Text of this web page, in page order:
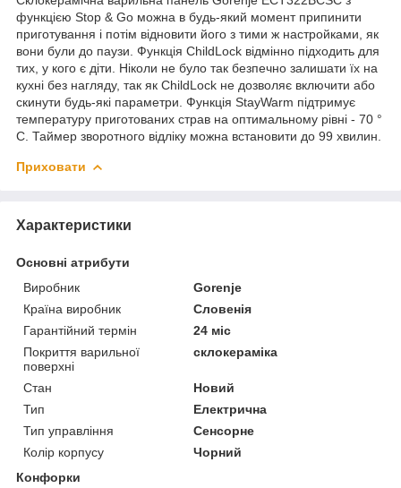
функцією Stop & Go можна в будь-який момент припинити
приготування і потім відновити його з тими ж настройками, як
вони були до паузи. Функція ChildLock відмінно підходить для
тих, у кого є діти. Ніколи не було так безпечно залишати їх на
кухні без нагляду, так як ChildLock не дозволяє включити або
скинути будь-які параметри. Функція StayWarm підтримує
температуру приготованих страв на оптимальному рівні - 70 °
С. Таймер зворотного відліку можна встановити до 99 хвилин.
Приховати
Характеристики
Основні атрибути
Виробник
Gorenje
Країна виробник
Словенія
Гарантійний термін
24 міс
Покриття варильної
поверхні
склокераміка
Стан
Новий
Тип
Електрична
Тип управління
Сенсорне
Колір корпусу
Чорний
Конфорки